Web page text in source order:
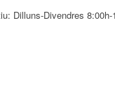
Dilluns-Divendres 8:00h-